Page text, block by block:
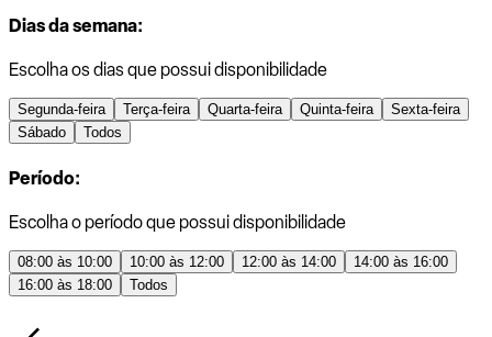
Dias da semana:
Escolha os dias que possui disponibilidade
Segunda-feira Terça-feira Quarta-feira Quinta-feira
Sexta-feira
Sábado
Todos
Período:
Escolha o período que possui disponibilidade
08:00 às 10:00 10:00 às 12:00 12:00 às 14:00
14:00 às 16:00
16:00 às 18:00
Todos